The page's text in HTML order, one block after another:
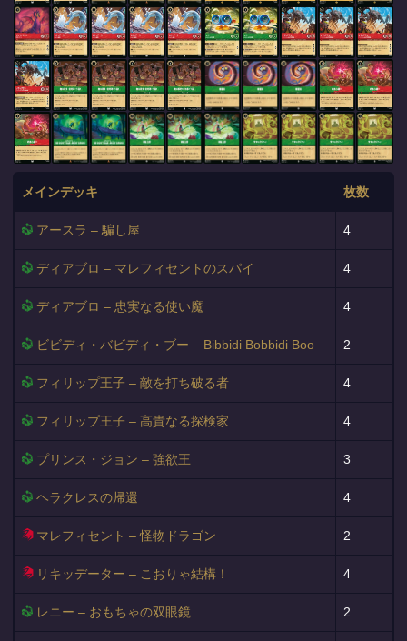
メインデッキ 枚数
アースラ – 騙し屋 4
ディアブロ – マレフィセントのスパイ 4
ディアブロ – 忠実なる使い魔 4
ビビディ・バビディ・ブー – Bibbidi Bobbidi Boo 2
フィリップ王子 – 敵を打ち破る者 4
フィリップ王子 – 高貴なる探検家 4
プリンス・ジョン – 強欲王 3
ヘラクレスの帰還 4
マレフィセント – 怪物ドラゴン 2
リキッデーター – こおりゃ結構！ 4
レニー – おもちゃの双眼鏡 2